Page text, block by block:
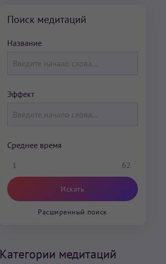
Поиск медитаций
Название
Эффект
Среднее время
1
62
Расширенный поиск
Категории медитаций